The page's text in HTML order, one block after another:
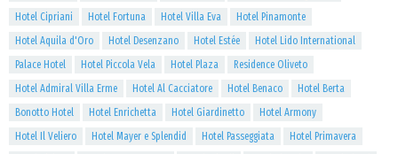
Hotel Cipriani
Hotel Fortuna Hotel Villa Eva
Hotel Pinamonte
Hotel Aquila d'Oro
Hotel Desenzano Hotel Estée
Hotel Lido International
Palace Hotel
Hotel Piccola Vela Hotel Plaza
Residence Oliveto
Hotel Admiral Villa Erme
Hotel Al Cacciatore Hotel Benaco
Hotel Berta
Bonotto Hotel
Hotel Enrichetta Hotel Giardinetto
Hotel Armony
Hotel Il Veliero
Hotel Mayer e Splendid Hotel Passeggiata
Hotel Primavera